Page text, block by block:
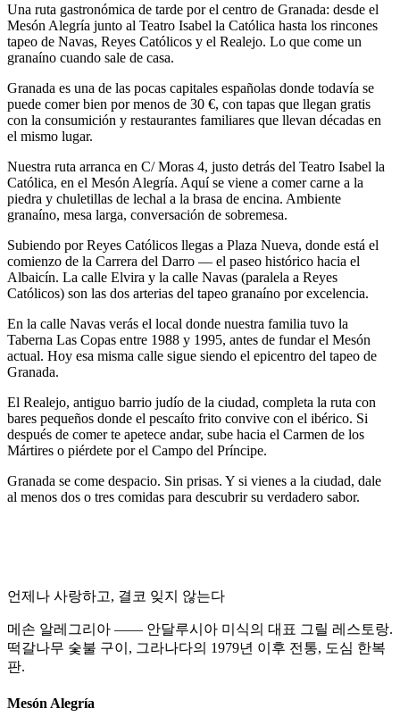
Una ruta gastronómica de tarde por el centro de Granada: desde el
Mesón Alegría junto al Teatro Isabel la Católica hasta los rincones
tapeo de Navas, Reyes Católicos y el Realejo. Lo que come un
granaíno cuando sale de casa.
Granada es una de las pocas capitales españolas donde todavía se
puede comer bien por menos de 30 €, con tapas que llegan gratis
con la consumición y restaurantes familiares que llevan décadas en
el mismo lugar.
Nuestra ruta arranca en C/ Moras 4, justo detrás del Teatro Isabel la
Católica, en el Mesón Alegría. Aquí se viene a comer carne a la
piedra y chuletillas de lechal a la brasa de encina. Ambiente
granaíno, mesa larga, conversación de sobremesa.
Subiendo por Reyes Católicos llegas a Plaza Nueva, donde está el
comienzo de la Carrera del Darro — el paseo histórico hacia el
Albaicín. La calle Elvira y la calle Navas (paralela a Reyes
Católicos) son las dos arterias del tapeo granaíno por excelencia.
En la calle Navas verás el local donde nuestra familia tuvo la
Taberna Las Copas entre 1988 y 1995, antes de fundar el Mesón
actual. Hoy esa misma calle sigue siendo el epicentro del tapeo de
Granada.
El Realejo, antiguo barrio judío de la ciudad, completa la ruta con
bares pequeños donde el pescaíto frito convive con el ibérico. Si
después de comer te apetece andar, sube hacia el Carmen de los
Mártires o piérdete por el Campo del Príncipe.
Granada se come despacio. Sin prisas. Y si vienes a la ciudad, dale
al menos dos o tres comidas para descubrir su verdadero sabor.
언제나 사랑하고, 결코 잊지 않는다
메손 알레그리아 —— 안달루시아 미식의 대표 그릴 레스토랑.
떡갈나무 숯불 구이, 그라나다의 1979년 이후 전통, 도심 한복
판.
Mesón Alegría